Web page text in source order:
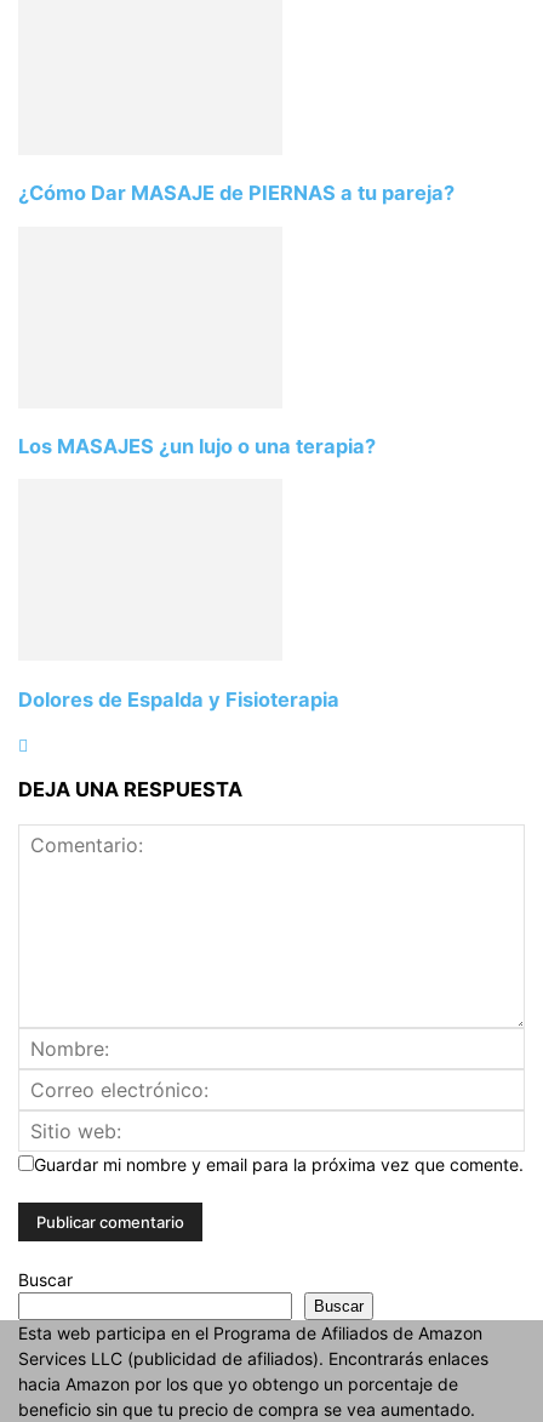
¿Cómo Dar MASAJE de PIERNAS a tu pareja?
Los MASAJES ¿un lujo o una terapia?
Dolores de Espalda y Fisioterapia
DEJA UNA RESPUESTA
Guardar mi nombre y email para la próxima vez que comente.
Buscar
Buscar
Esta web participa en el Programa de Afiliados de Amazon
Services LLC (publicidad de afiliados). Encontrarás enlaces
hacia Amazon por los que yo obtengo un porcentaje de
beneficio sin que tu precio de compra se vea aumentado.